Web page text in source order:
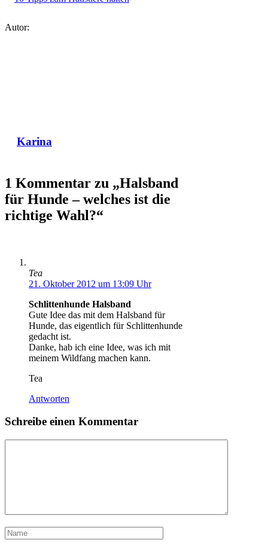
Autor:
Karina
1 Kommentar zu „Halsband
für Hunde – welches ist die
richtige Wahl?“
Tea
21. Oktober 2012 um 13:09 Uhr
Schlittenhunde Halsband
Gute Idee das mit dem Halsband für
Hunde, das eigentlich für Schlittenhunde
gedacht ist.
Danke, hab ich eine Idee, was ich mit
meinem Wildfang machen kann.
Tea
Antworten
Schreibe einen Kommentar
Name